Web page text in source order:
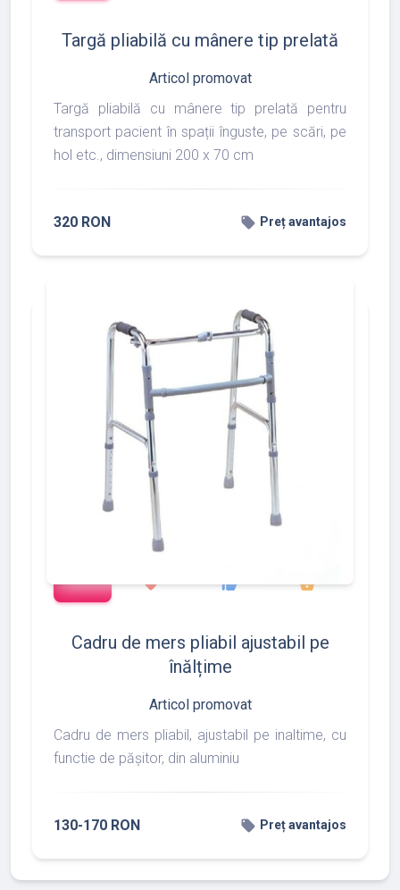
Targă pliabilă cu mânere tip prelată
Articol promovat
Targă pliabilă cu mânere tip prelată pentru
transport pacient în spații înguste, pe scări, pe
hol etc., dimensiuni 200 x 70 cm
320 RON local_offer Preț avantajos
favorite thumb_up shopping_basket
Cadru de mers pliabil ajustabil pe
înălțime
Articol promovat
Cadru de mers pliabil, ajustabil pe inaltime, cu
functie de pășitor, din aluminiu
130-170 RON local_offer Preț avantajos